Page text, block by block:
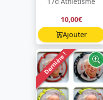
10,00€
Ajouter
Dernière !